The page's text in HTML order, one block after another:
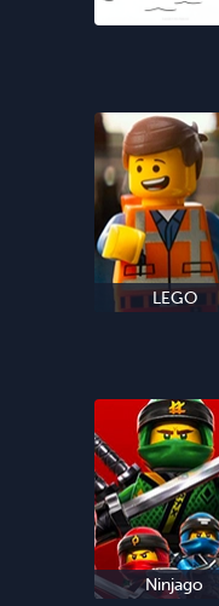
LEGO
Ninjago